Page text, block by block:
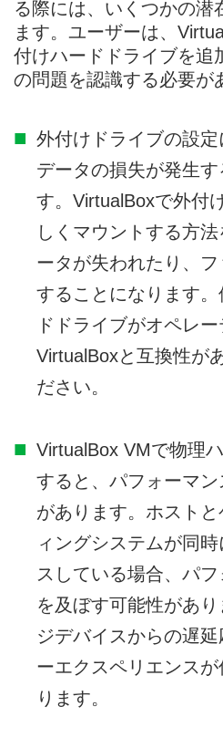
る際には、いくつかの潜
ます。ユーザーは、
付けハードドライブを追
の問題を認識する必要が
外付けドライブの設定
データの損失が発生す
す。VirtualBoxで外付
しくマウントする方
ータが失われたり、
することになります
ドドライブがオペレ
VirtualBoxと互換性が
ださい。
VirtualBox VMで物理
すると、パフォーマ
があります。ホスト
ィングシステムが同
スしている場合、パ
を及ぼす可能性があ
ジデバイスからの遅
ーエクスペリエンス
ります。